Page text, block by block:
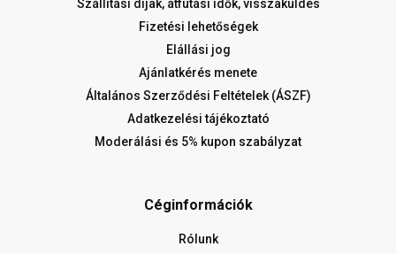
Szállítási díjak, átfutási idők, visszaküldés
Fizetési lehetőségek
Elállási jog
Ajánlatkérés menete
Általános Szerződési Feltételek (ÁSZF)
Adatkezelési tájékoztató
Moderálási és 5% kupon szabályzat
Céginformációk
Rólunk